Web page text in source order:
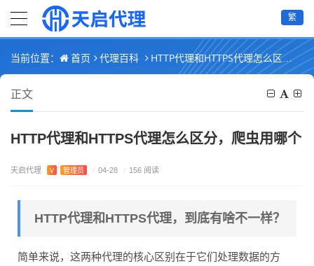
繁
当前位置： 首页 代理百科 HTTP代理和HTTPS代理怎么区分，爬虫用哪个
正文
HTTP代理和HTTPS代理怎么区分，爬虫用哪个
天启代理 V 管理员 / 04-28 / 156 阅读
HTTP代理和HTTPS代理，到底有啥不一样？
简单来说，这两种代理的核心区别在于它们处理数据的方